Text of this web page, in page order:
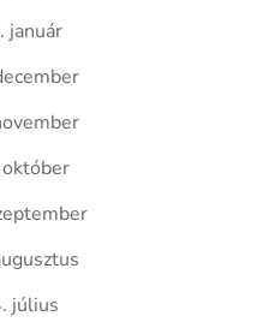
január
július